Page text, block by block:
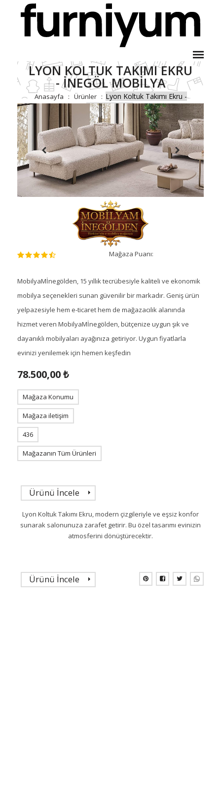
LYON KOLTUK TAKIMI EKRU
- İNEGÖL MOBILYA
Anasayfa Ürünler
Lyon Koltuk Takımı Ekru -
İnegöl Mobilya
Mağaza Puanı:
MobilyaMİnegölden, 15 yıllık tecrübesiyle kaliteli ve ekonomik
mobilya seçenekleri sunan güvenilir bir markadır. Geniş ürün
yelpazesiyle hem e-ticaret hem de mağazacılık alanında
hizmet veren MobilyaMİnegölden, bütçenize uygun şık ve
dayanıklı mobilyaları ayağınıza getiriyor. Uygun fiyatlarla
evinizi yenilemek için hemen keşfedin
78.500,00 ₺
Mağaza Konumu
Mağaza iletişim
436
Mağazanın Tüm Ürünleri
Ürünü İncele
Lyon Koltuk Takımı Ekru, modern çizgileriyle ve eşsiz konfor
sunarak salonunuza zarafet getirir. Bu özel tasarımı evinizin
atmosferini dönüştürecektir.
Ürünü İncele